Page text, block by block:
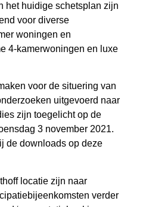
het huidige schetsplan zijn
voor diverse
woningen en
4-kamerwoningen en luxe
voor de situering van
uitgevoerd naar
zijn toegelicht op de
3 november 2021.
de downloads op deze
locatie zijn naar
verder